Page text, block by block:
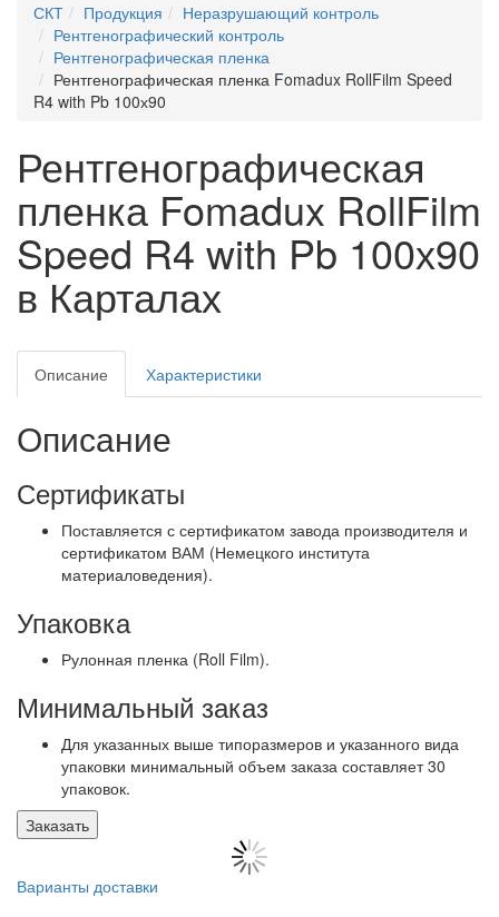
СКТ
Продукция
Неразрушающий контроль
Рентгенографический контроль
Рентгенографическая пленка
Рентгенографическая пленка Fomadux RollFilm Speed
R4 with Pb 100х90
Рентгенографическая
пленка Fomadux RollFilm
Speed R4 with Pb 100х90
в Карталах
Описание Характеристики
Описание
Сертификаты
Поставляется с сертификатом завода производителя и
сертификатом ВАМ (Немецкого института
материаловедения).
Упаковка
Рулонная пленка (Roll Film).
Минимальный заказ
Для указанных выше типоразмеров и указанного вида
упаковки минимальный объем заказа составляет 30
упаковок.
Заказать
Варианты доставки